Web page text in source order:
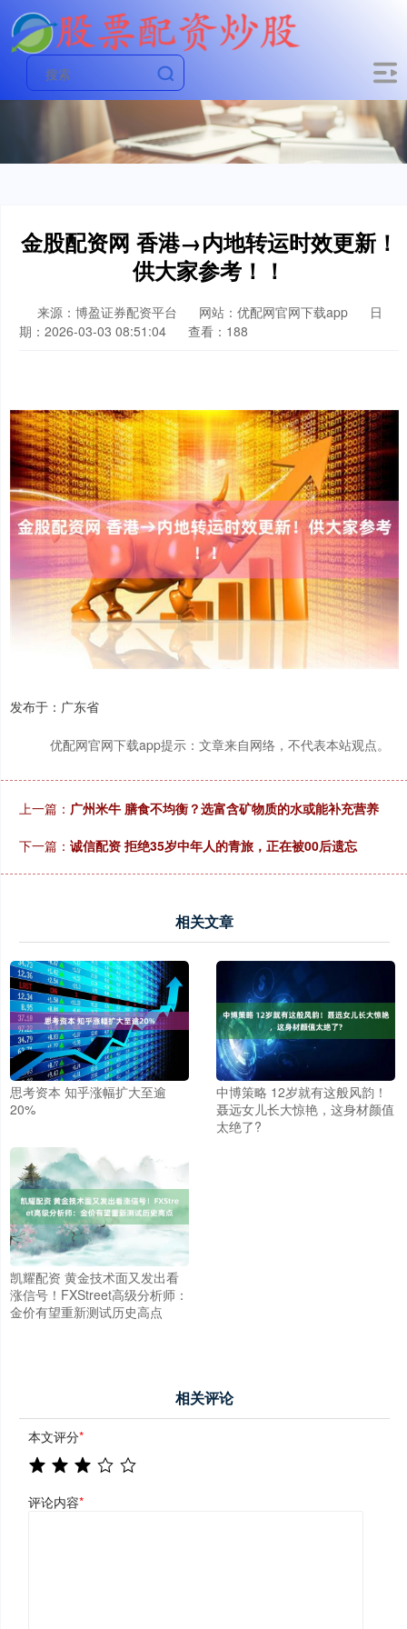
金股配资网 香港→内地转运时效更新！
供大家参考！！
来源：博盈证券配资平台 网站：优配网官网下载app
日
期：2026-03-03 08:51:04
查看：188
发布于：广东省
优配网官网下载app提示：文章来自网络，不代表本站观点。
上一篇： 广州米牛 膳食不均衡？选富含矿物质的水或能补充营养
下一篇： 诚信配资 拒绝35岁中年人的青旅，正在被00后遗忘
相关文章
思考资本 知乎涨幅扩大至逾
20%
中博策略 12岁就有这般风韵！
聂远女儿长大惊艳，这身材颜值
太绝了?
凯耀配资 黄金技术面又发出看
涨信号！FXStreet高级分析师：
金价有望重新测试历史高点
相关评论
本文评分*
评论内容*